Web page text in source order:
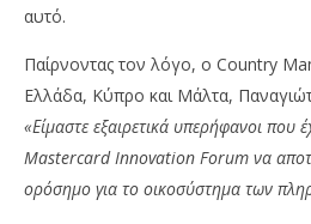
αυτό.
Παίρνοντας τον λόγο, ο Country
Ελλάδα, Κύπρο και Μάλτα,
«Είμαστε εξαιρετικά υπερήφανοι που
Mastercard Innovation Forum να
ορόσημο για το οικοσύστημα των